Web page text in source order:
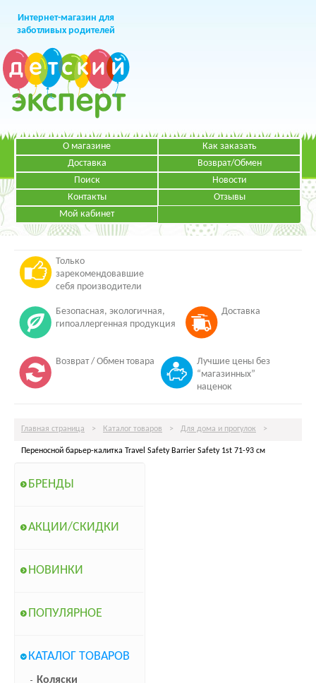
Интернет-магазин для
заботливых родителей
+7 (499)391-49-83Телефон в Москве
Режим работы:
Пн-Пт: с 09.00 до 19.00
НАПИСАТЬ ПИСЬМО
О магазине
Как заказать
Доставка
Возврат/Обмен
Поиск
Новости
Контакты
Отзывы
Мой кабинет
Только
зарекомендовавшие
себя производители
Безопасная, экологичная,
гипоаллергенная продукция
Доставка
Возврат / Обмен товара
Лучшие цены без
“магазинных”
наценок
Главная страница > Каталог товаров > Для дома и прогулок >
Переносной барьер-калитка Travel Safety Barrier Safety 1st 71-93 см
БРЕНДЫ
АКЦИИ/СКИДКИ
НОВИНКИ
ПОПУЛЯРНОЕ
КАТАЛОГ ТОВАРОВ
Коляски